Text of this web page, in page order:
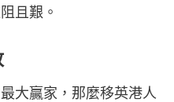
且艱。
大贏家，那麼移英港人